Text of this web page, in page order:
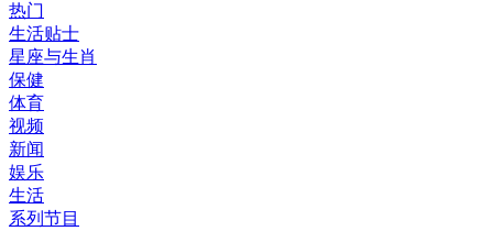
热门
生活贴士
星座与生肖
保健
体育
视频
新闻
娱乐
生活
系列节目